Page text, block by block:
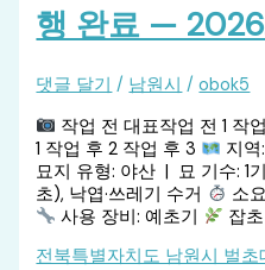
행 완료 —
댓글 달기 / 남원시 /obok5
작업 전 대표작업 전 1 작
1 작업 후 2 작업 후 3
지
묘지 유형: 야산 | 묘 기수: 1기
초), 낙엽·쓰레기 수거
소
사용 장비: 예초기
잡
전북특별자치도 남원시 벌